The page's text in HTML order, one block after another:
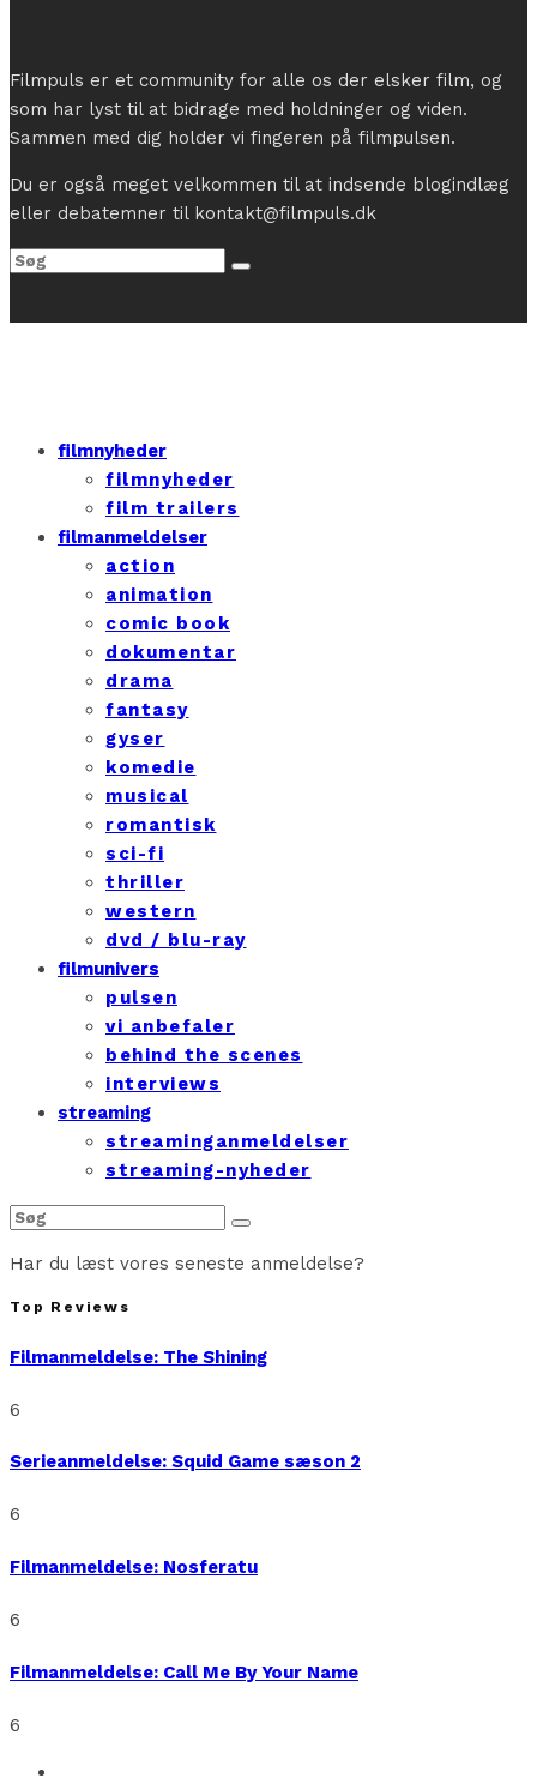
Filmpuls er et community for alle os der elsker film, og
som har lyst til at bidrage med holdninger og viden.
Sammen med dig holder vi fingeren på filmpulsen.
Du er også meget velkommen til at indsende blogindlæg
eller debatemner til kontakt@filmpuls.dk
filmnyheder
filmnyheder
film trailers
filmanmeldelser
action
animation
comic book
dokumentar
drama
fantasy
gyser
komedie
musical
romantisk
sci-fi
thriller
western
dvd / blu-ray
filmunivers
pulsen
vi anbefaler
behind the scenes
interviews
streaming
streaminganmeldelser
streaming-nyheder
Har du læst vores seneste anmeldelse?
Top Reviews
Filmanmeldelse: The Shining
6
Serieanmeldelse: Squid Game sæson 2
6
Filmanmeldelse: Nosferatu
6
Filmanmeldelse: Call Me By Your Name
6